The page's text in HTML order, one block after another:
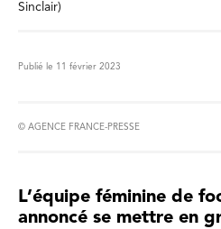
Sinclair)
Publié le 11 février 2023
© AGENCE FRANCE-PRESSE
L’équipe féminine de
annoncé se mettre en